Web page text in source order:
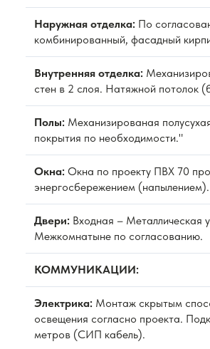
Наружная отделка: По
комбинированный, фасадный
Внутренняя отделка:
стен в 2 слоя. Натяжной потолок
Полы: Механизированая
покрытия по необходимости."
Окна: Окна по проекту ПВХ 70
энергосбережением
Двери: Входная – Металлическая
Межкомнатыне по согласованию.
КОММУНИКАЦИИ:
Электрика: Монтаж скрытым
освещения согласно проекта.
метров (СИП кабель).